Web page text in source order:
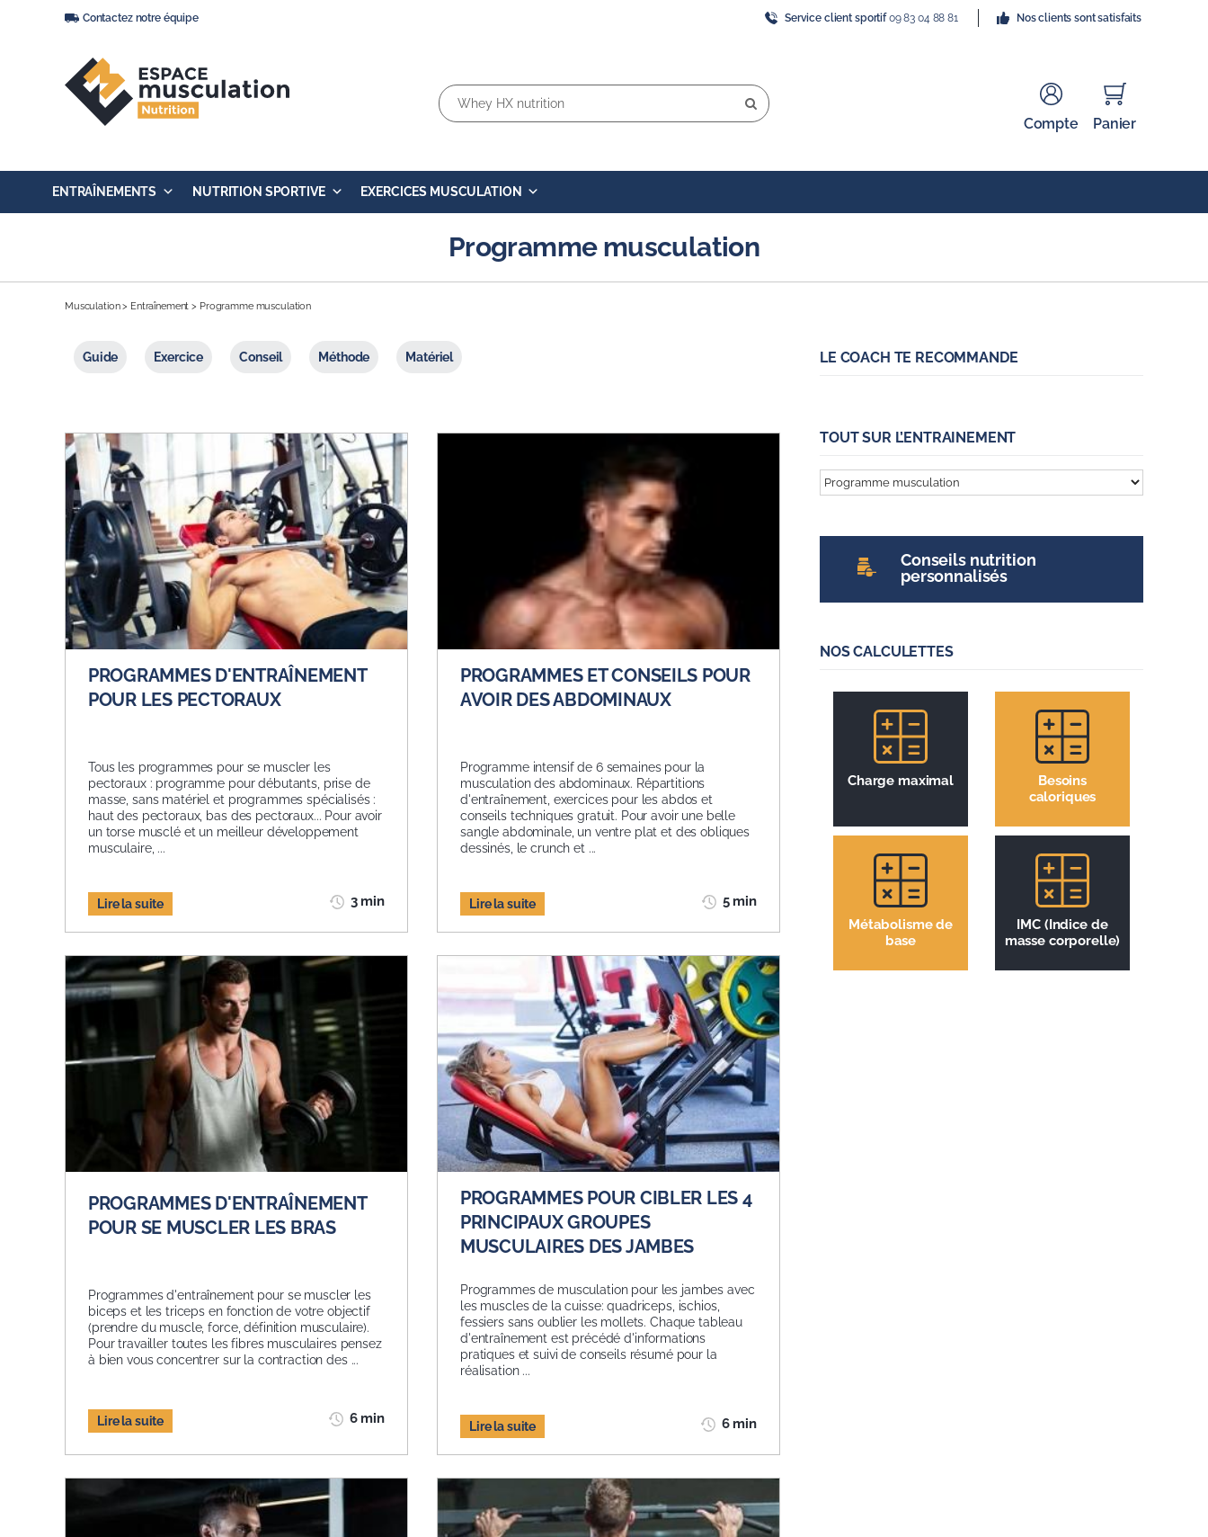
Contactez notre équipe Service client sportif09 83 04 88 81 Nos clients sont satisfaits
Rechercher:
Compte Panier
ENTRAÎNEMENTS NUTRITION SPORTIVE EXERCICES MUSCULATION
Programme musculation
Musculation> Entraînement > Programme musculation
Guide Exercice Conseil Méthode Matériel
PROGRAMMES D'ENTRAÎNEMENT
POUR LES PECTORAUX
Tous les programmes pour se muscler les
pectoraux : programme pour débutants, prise de
masse, sans matériel et programmes spécialisés :
haut des pectoraux, bas des pectoraux... Pour avoir
un torse musclé et un meilleur développement
musculaire, ...
Lire la suite 3 min
PROGRAMMES ET CONSEILS POUR
AVOIR DES ABDOMINAUX
Programme intensif de 6 semaines pour la
musculation des abdominaux. Répartitions
d'entraînement, exercices pour les abdos et
conseils techniques gratuit. Pour avoir une belle
sangle abdominale, un ventre plat et des obliques
dessinés, le crunch et ...
Lire la suite 5 min
PROGRAMMES D'ENTRAÎNEMENT
POUR SE MUSCLER LES BRAS
Programmes d'entraînement pour se muscler les
biceps et les triceps en fonction de votre objectif
(prendre du muscle, force, définition musculaire).
Pour travailler toutes les fibres musculaires pensez
à bien vous concentrer sur la contraction des ...
Lire la suite 6 min
PROGRAMMES POUR CIBLER LES 4
PRINCIPAUX GROUPES
MUSCULAIRES DES JAMBES
Programmes de musculation pour les jambes avec
les muscles de la cuisse: quadriceps, ischios,
fessiers sans oublier les mollets. Chaque tableau
d'entraînement est précédé d'informations
pratiques et suivi de conseils résumé pour la
réalisation ...
Lire la suite 6 min
LE COACH TE RECOMMANDE
TOUT SUR L’ENTRAINEMENT
Tout
sur
Conseils nutrition
personnalisés
NOS CALCULETTES
Charge maximal
Besoins
caloriques
Métabolisme de
base
IMC (Indice de
masse corporelle)